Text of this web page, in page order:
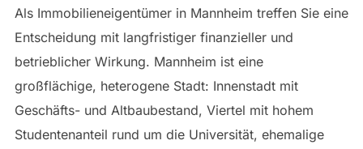
Als Immobilieneigentümer in Mannheim treffen Sie eine
Entscheidung mit langfristiger finanzieller und
betrieblicher Wirkung. Mannheim ist eine
großflächige, heterogene Stadt: Innenstadt mit
Geschäfts- und Altbaubestand, Viertel mit hohem
Studentenanteil rund um die Universität, ehemalige